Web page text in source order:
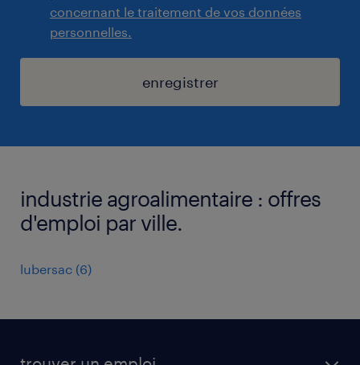
concernant le traitement de vos données
personnelles.
enregistrer
industrie agroalimentaire : offres
d'emploi par ville.
lubersac (6)